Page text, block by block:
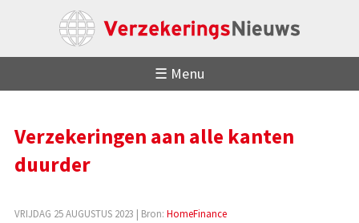
☰ Menu
Verzekeringen aan alle kanten
duurder
VRIJDAG 25 AUGUSTUS 2023 | Bron: HomeFinance